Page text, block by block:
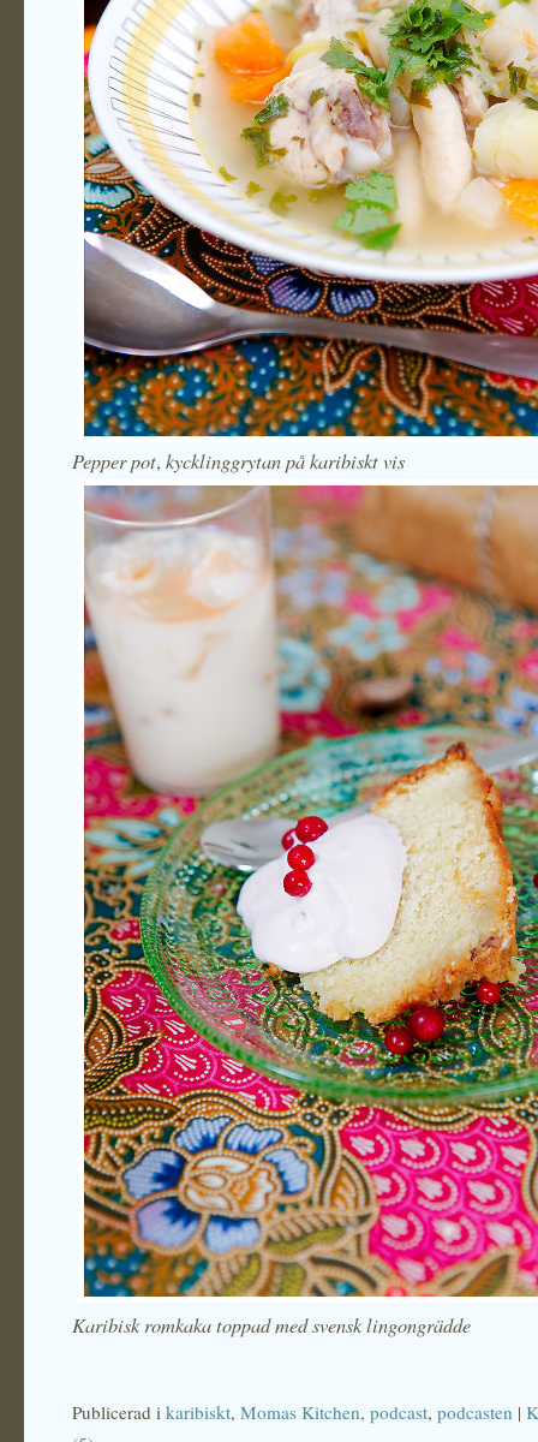
Pepper pot, kycklinggrytan på karibiskt vis
Karibisk romkaka toppad med svensk lingongrädde
Publicerad i karibiskt, Momas Kitchen, podcast, podcasten |